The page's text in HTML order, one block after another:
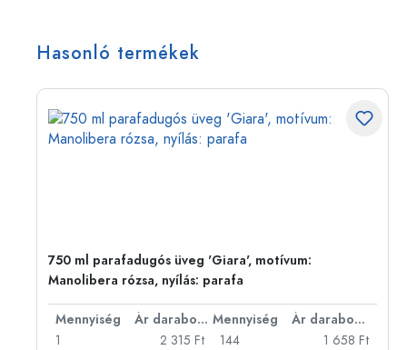
Hasonló termékek
750 ml parafadugós üveg 'Giara', motívum:
Manolibera rózsa, nyílás: parafa
Mennyiség Ár darabonként Mennyiség
Ár darabonként
1
2 315 Ft
144
1 658 Ft